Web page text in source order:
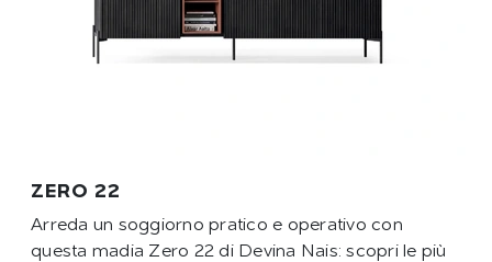
ZERO 22
Arreda un soggiorno pratico e operativo con
questa madia Zero 22 di Devina Nais: scopri le più